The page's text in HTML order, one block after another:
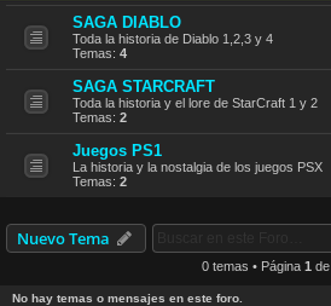
SAGA DIABLO
Toda la historia de Diablo 1,2,3 y 4
Temas: 4
SAGA STARCRAFT
Toda la historia y el lore de StarCraft 1 y 2
Temas: 2
Juegos PS1
La historia y la nostalgia de los juegos PSX
Temas: 2
Nuevo Tema
0 temas • Página 1 de
No hay temas o mensajes en este foro.